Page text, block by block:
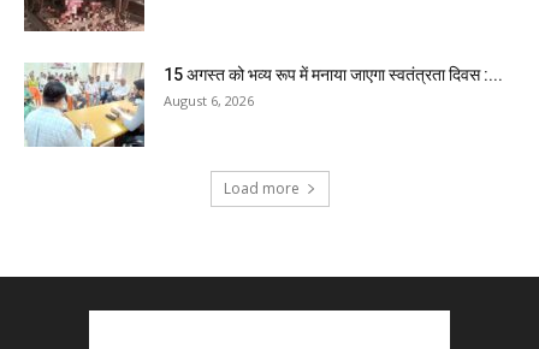
15 अगस्त को भव्य रूप में मनाया जाएगा स्वतंत्रता दिवस :...
August 6, 2026
Load more